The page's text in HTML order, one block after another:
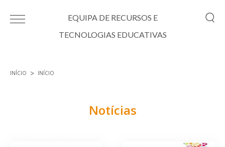
EQUIPA DE RECURSOS E
TECNOLOGIAS EDUCATIVAS
INÍCIO INÍCIO
Notícias